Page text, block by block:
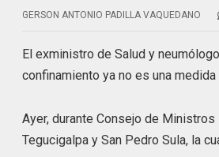
GERSON ANTONIO PADILLA VAQUEDANO
El exministro de Salud y
confinamiento ya no es una
Ayer, durante Consejo de
Tegucigalpa y San Pedro Sula, la